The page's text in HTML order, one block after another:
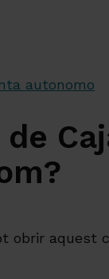
autonomo
obrir aquest